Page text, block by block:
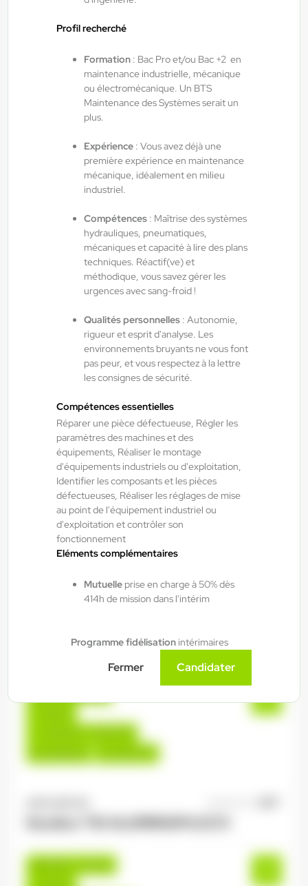
Profil recherché
Formation : Bac Pro et/ou Bac +2 en
maintenance industrielle, mécanique
ou électromécanique. Un BTS
Maintenance des Systèmes serait un
plus.
Expérience : Vous avez déjà une
première expérience en maintenance
mécanique, idéalement en milieu
industriel.
Compétences : Maîtrise des systèmes
hydrauliques, pneumatiques,
mécaniques et capacité à lire des plans
techniques. Réactif(ve) et
méthodique, vous savez gérer les
urgences avec sang-froid !
Qualités personnelles : Autonomie,
rigueur et esprit d'analyse. Les
environnements bruyants ne vous font
pas peur, et vous respectez à la lettre
les consignes de sécurité.
Compétences essentielles
Réparer une pièce défectueuse, Régler les
paramètres des machines et des
équipements, Réaliser le montage
d'équipements industriels ou d'exploitation,
Identifier les composants et les pièces
défectueuses, Réaliser les réglages de mise
au point de l'équipement industriel ou
d'exploitation et contrôler son
fonctionnement
Eléments complémentaires
Mutuelle prise en charge à 50% dès
414h de mission dans l'intérim
Programme fidélisation intérimaires
Fermer Candidater
14,50 €/h - 15,50 €/h
06/08/26 Au:28/02/27
ANTILOPE RH 06/08/2026
Agent de maintenance industrielle
Fraize , France
06/08/26 Au:28/05/27
ANTILOPE RH
Technicien de maintenance industrielle
Fraize , France
06/08/26 Au:28/05/27
ANTILOPE RH
Technicien de maintenance 2*8 H/F/X
Bruyères , France
Interim
14,50 €/h - 15,50 €/h
06/08/26 Au:30/09/27
Electricien industriel 2*8 H/F/X
14,00 €/h - 16,00 €/h
Du:06/08/26 Au:30/07/27
Golbey , France